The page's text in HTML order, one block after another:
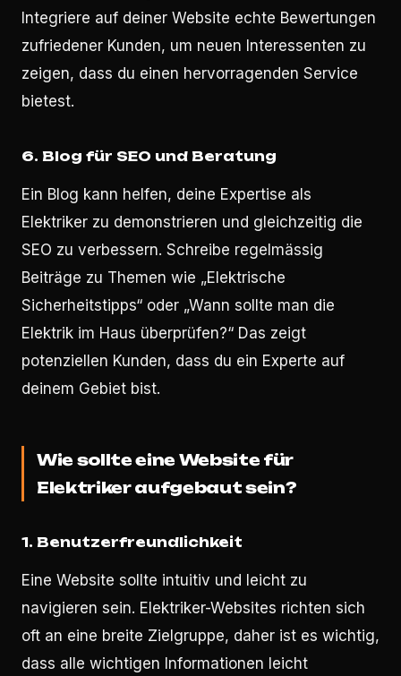
Integriere auf deiner Website echte Bewertungen
zufriedener Kunden, um neuen Interessenten zu
zeigen, dass du einen hervorragenden Service
bietest.
6. Blog für SEO und Beratung
Ein Blog kann helfen, deine Expertise als
Elektriker zu demonstrieren und gleichzeitig die
SEO zu verbessern. Schreibe regelmässig
Beiträge zu Themen wie „Elektrische
Sicherheitstipps“ oder „Wann sollte man die
Elektrik im Haus überprüfen?“ Das zeigt
potenziellen Kunden, dass du ein Experte auf
deinem Gebiet bist.
Wie sollte eine Website für
Elektriker aufgebaut sein?
1. Benutzerfreundlichkeit
Eine Website sollte intuitiv und leicht zu
navigieren sein. Elektriker-Websites richten sich
oft an eine breite Zielgruppe, daher ist es wichtig,
dass alle wichtigen Informationen leicht